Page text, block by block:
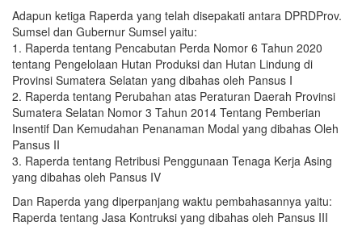
Adapun ketiga Raperda yang telah disepakati antara DPRDProv.
Sumsel dan Gubernur Sumsel yaitu:
1. Raperda tentang Pencabutan Perda Nomor 6 Tahun 2020
tentang Pengelolaan Hutan Produksi dan Hutan Lindung di
Provinsi Sumatera Selatan yang dibahas oleh Pansus I
2. Raperda tentang Perubahan atas Peraturan Daerah Provinsi
Sumatera Selatan Nomor 3 Tahun 2014 Tentang Pemberian
Insentif Dan Kemudahan Penanaman Modal yang dibahas Oleh
Pansus II
3. Raperda tentang Retribusi Penggunaan Tenaga Kerja Asing
yang dibahas oleh Pansus IV
Dan Raperda yang diperpanjang waktu pembahasannya yaitu:
Raperda tentang Jasa Kontruksi yang dibahas oleh Pansus III